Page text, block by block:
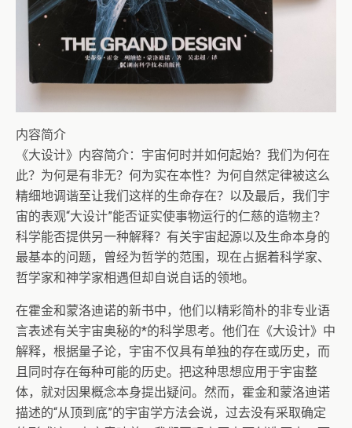
内容简介
《大设计》内容简介：宇宙何时并如何起始？我们为何在
此？为何是有非无？何为实在本性？为何自然定律被这么
精细地调谐至让我们这样的生命存在？以及最后，我们宇
宙的表观“大设计”能否证实使事物运行的仁慈的造物主？
科学能否提供另一种解释？有关宇宙起源以及生命本身的
最基本的问题，曾经为哲学的范围，现在占据着科学家、
哲学家和神学家相遇但却自说自话的领地。
在霍金和蒙洛迪诺的新书中，他们以精彩简朴的非专业语
言表述有关宇宙奥秘的*的科学思考。他们在《大设计》中
解释，根据量子论，宇宙不仅具有单独的存在或历史，而
且同时存在每种可能的历史。把这种思想应用于宇宙整
体，就对因果概念本身提出疑问。然而，霍金和蒙洛迪诺
描述的“从顶到底”的宇宙学方法会说，过去没有采取确定